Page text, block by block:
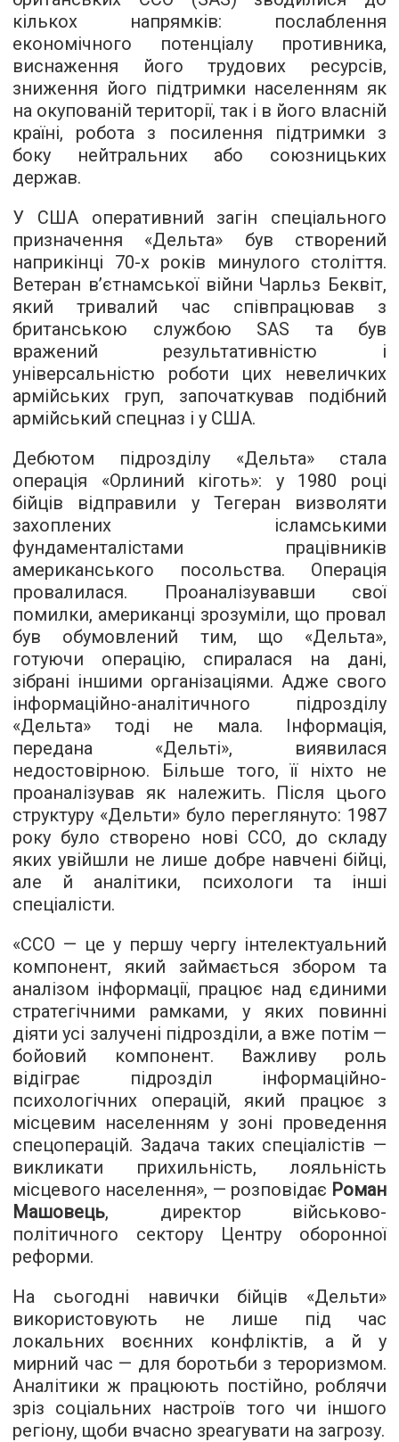
кількох напрямків: послаблення
економічного потенціалу противника,
виснаження його трудових ресурсів,
зниження його підтримки населенням як
на окупованій території, так і в його власній
країні, робота з посилення підтримки з
боку нейтральних або союзницьких
держав.
У США оперативний загін спеціального
призначення «Дельта» був створений
наприкінці 70-х років минулого століття.
Ветеран в’єтнамської війни Чарльз Беквіт,
який тривалий час співпрацював з
британською службою SAS та був
вражений результативністю і
універсальністю роботи цих невеличких
армійських груп, започаткував подібний
армійський спецназ і у США.
Дебютом підрозділу «Дельта» стала
операція «Орлиний кіготь»: у 1980 році
бійців відправили у Тегеран визволяти
захоплених ісламськими
фундаменталістами працівників
американського посольства. Операція
провалилася. Проаналізувавши свої
помилки, американці зрозуміли, що провал
був обумовлений тим, що «Дельта»,
готуючи операцію, спиралася на дані,
зібрані іншими організаціями. Адже свого
інформаційно-аналітичного підрозділу
«Дельта» тоді не мала. Інформація,
передана «Дельті», виявилася
недостовірною. Більше того, її ніхто не
проаналізував як належить. Після цього
структуру «Дельти» було переглянуто: 1987
року було створено нові ССО, до складу
яких увійшли не лише добре навчені бійці,
але й аналітики, психологи та інші
спеціалісти.
«ССО — це у першу чергу інтелектуальний
компонент, який займається збором та
аналізом інформації, працює над єдиними
стратегічними рамками, у яких повинні
діяти усі залучені підрозділи, а вже потім —
бойовий компонент. Важливу роль
відіграє підрозділ інформаційно-
психологічних операцій, який працює з
місцевим населенням у зоні проведення
спецоперацій. Задача таких спеціалістів —
викликати прихильність, лояльність
місцевого населення», — розповідає Роман
Машовець, директор військово-
політичного сектору Центру оборонної
реформи.
На сьогодні навички бійців «Дельти»
використовують не лише під час
локальних воєнних конфліктів, а й у
мирний час — для боротьби з тероризмом.
Аналітики ж працюють постійно, роблячи
зріз соціальних настроїв того чи іншого
регіону, щоби вчасно зреагувати на загрозу.